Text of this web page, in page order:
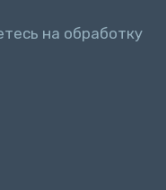
на обработку